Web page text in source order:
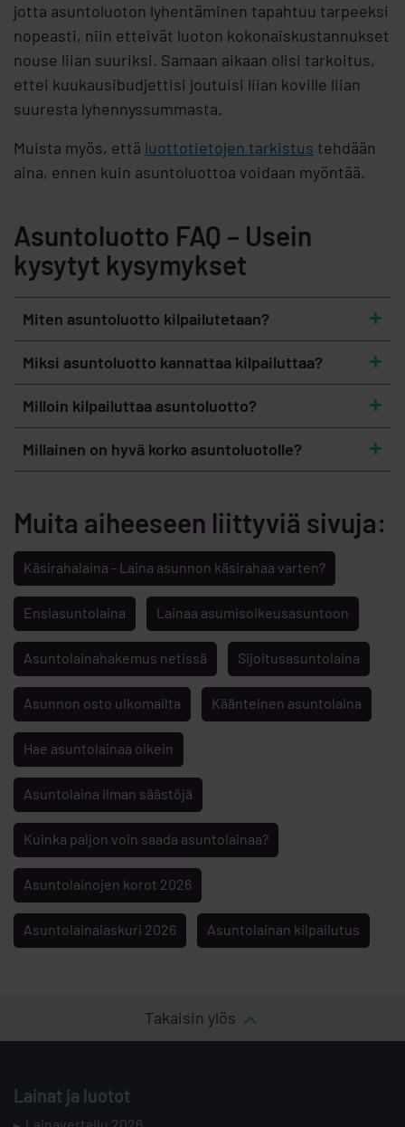
jotta asuntoluoton lyhentäminen tapahtuu tarpeeksi
nopeasti, niin etteivät luoton kokonaiskustannukset
nouse liian suuriksi. Samaan aikaan olisi tarkoitus,
ettei kuukausibudjettisi joutuisi liian koville liian
suuresta lyhennyssummasta.
Muista myös, että luottotietojen tarkistus tehdään
aina, ennen kuin asuntoluottoa voidaan myöntää.
Asuntoluotto FAQ – Usein
kysytyt kysymykset
Miten asuntoluotto kilpailutetaan?
Miksi asuntoluotto kannattaa kilpailuttaa?
Milloin kilpailuttaa asuntoluotto?
Millainen on hyvä korko asuntoluotolle?
Muita aiheeseen liittyviä sivuja:
Käsirahalaina - Laina asunnon käsirahaa varten?
Ensiasuntolaina Lainaa asumisoikeusasuntoon
Asuntolainahakemus netissä Sijoitusasuntolaina
Asunnon osto ulkomailta Käänteinen asuntolaina
Hae asuntolainaa oikein
Asuntolaina ilman säästöjä
Kuinka paljon voin saada asuntolainaa?
Asuntolainojen korot 2026
Asuntolainalaskuri 2026 Asuntolainan kilpailutus
Takaisin ylös
Lainat ja luotot